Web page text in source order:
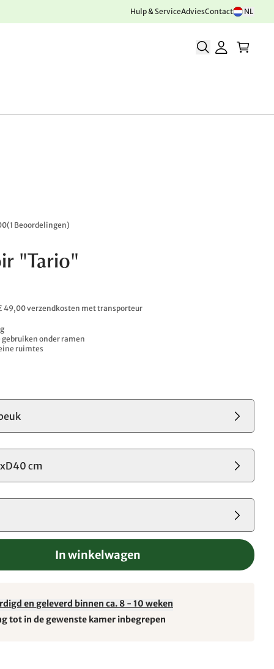
Hulp & ServiceAdviesContact NL
(1 Beoordelingen)
"Tario"
49,00 verzendkosten met transporteur
gebruiken onder ramen
ruimtes
cm
In winkelwagen
en geleverd binnen ca. 8 - 10 weken
tot in de gewenste kamer inbegrepen